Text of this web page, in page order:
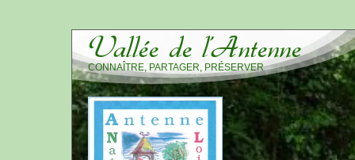
Vallée de l’Antenne
CONNAÎTRE, PARTAGER, PRÉSERVER